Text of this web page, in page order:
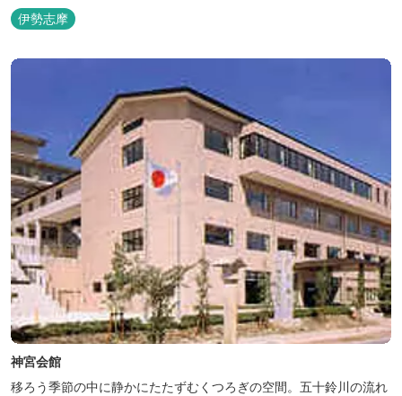
伊勢志摩
神宮会館
移ろう季節の中に静かにたたずむくつろぎの空間。五十鈴川の流れ